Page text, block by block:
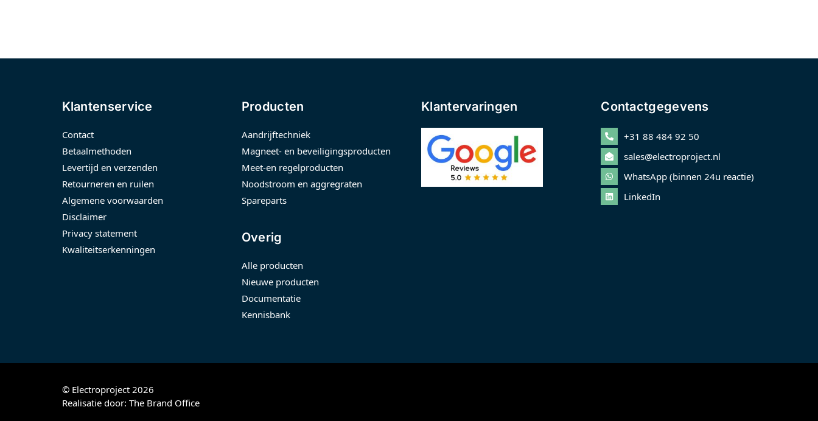
Klantenservice
Contact
Betaalmethoden
Levertijd en verzenden
Retourneren en ruilen
Algemene voorwaarden
Disclaimer
Privacy statement
Kwaliteitserkenningen
Producten
Aandrijftechniek
Magneet- en beveiligingsproducten
Meet-en regelproducten
Noodstroom en aggregraten
Spareparts
Overig
Alle producten
Nieuwe producten
Documentatie
Kennisbank
Klantervaringen Contactgegevens
+31 88 484 92 50
sales@electroproject.nl
WhatsApp (binnen 24u reactie)
LinkedIn
© Electroproject 2026
Realisatie door: The Brand Office